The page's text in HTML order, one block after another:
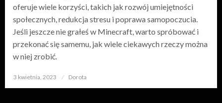
oferuje wiele korzyści, takich jak rozwój umiejętności
społecznych, redukcja stresu i poprawa samopoczucia.
Jeśli jeszcze nie grałeś w Minecraft, warto spróbować i
przekonać się samemu, jak wiele ciekawych rzeczy można
w niej zrobić.
Opublikowane
3 kwietnia, 2023 Dorota